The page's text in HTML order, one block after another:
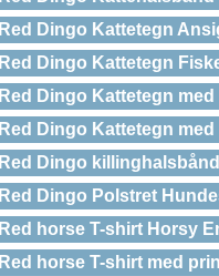
Red Dingo Kattetegn
Red Dingo Kattetegn
Red Dingo Kattetegn
Red Dingo Kattetegn
Red Dingo
Red Dingo Polstret
Red horse T-shirt Horsy
Red horse T-shirt med